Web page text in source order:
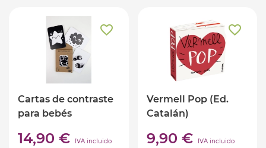
Cartas de contraste
para bebés
14,90 € IVA incluido
Vermell Pop (Ed.
Catalán)
9,90 € IVA incluido